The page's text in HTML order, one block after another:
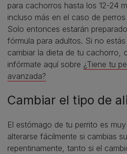
para cachorros hasta los 12-24
incluso más en el caso de
Solo entonces estarán
fórmula para adultos. Si no
cambiar la dieta de tu cachorro,
infórmate aquí sobre ¿Tiene tu
avanzada?
Cambiar el tipo de
El estómago de tu perrito es
alterarse fácilmente si cambias
repentinamente, tanto si el